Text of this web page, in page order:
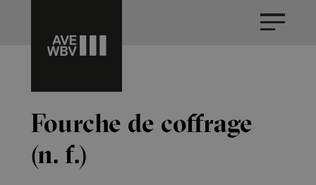
Fourche de coffrage
(n. f.)